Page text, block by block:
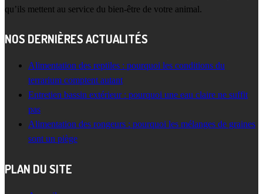
qu’ils mettent au service du bien-être de votre animal.
NOS DERNIÈRES ACTUALITÉS
Alimentation des reptiles : pourquoi les conditions du
terrarium comptent autant
Entretien bassin extérieur : pourquoi une eau claire ne suffit
pas
Alimentation des rongeurs : pourquoi les mélanges de graines
sont un piège
PLAN DU SITE